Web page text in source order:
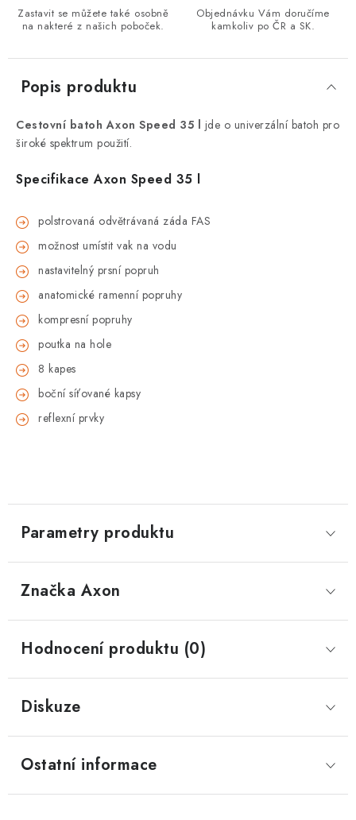
Zastavit se můžete také osobně
na nakteré z našich poboček.
Objednávku Vám doručíme
kamkoliv po ČR a SK.
Popis produktu
Cestovní batoh Axon Speed 35 l jde o univerzální batoh pro
široké spektrum použití.
SpecifikaceAxon Speed 35 l
polstrovaná odvětrávaná záda FAS
možnost umístit vak na vodu
nastavitelný prsní popruh
anatomické ramenní popruhy
kompresní popruhy
poutka na hole
8 kapes
boční síťované kapsy
reflexní prvky
Parametry produktu
Značka Axon
Hodnocení produktu (0)
Diskuze
Ostatní informace